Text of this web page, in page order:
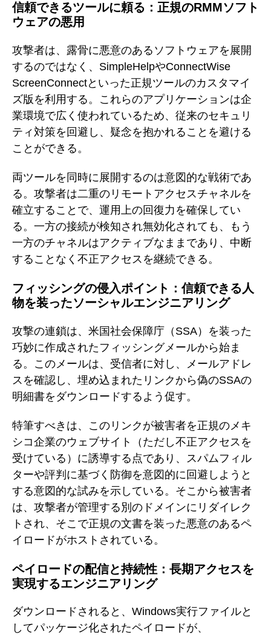
信頼できるツールに頼る：正規のRMMソフト
ウェアの悪用
攻撃者は、露骨に悪意のあるソフトウェアを展開
するのではなく、SimpleHelpやConnectWise
ScreenConnectといった正規ツールのカスタマイ
ズ版を利用する。これらのアプリケーションは企
業環境で広く使われているため、従来のセキュリ
ティ対策を回避し、疑念を抱かれることを避ける
ことができる。
両ツールを同時に展開するのは意図的な戦術であ
る。攻撃者は二重のリモートアクセスチャネルを
確立することで、運用上の回復力を確保してい
る。一方の接続が検知され無効化されても、もう
一方のチャネルはアクティブなままであり、中断
することなく不正アクセスを継続できる。
フィッシングの侵入ポイント：信頼できる人
物を装ったソーシャルエンジニアリング
攻撃の連鎖は、米国社会保障庁（SSA）を装った
巧妙に作成されたフィッシングメールから始ま
る。このメールは、受信者に対し、メールアドレ
スを確認し、埋め込まれたリンクから偽のSSAの
明細書をダウンロードするよう促す。
特筆すべきは、このリンクが被害者を正規のメキ
シコ企業のウェブサイト（ただし不正アクセスを
受けている）に誘導する点であり、スパムフィル
ターや評判に基づく防御を意図的に回避しようと
する意図的な試みを示している。そこから被害者
は、攻撃者が管理する別のドメインにリダイレク
トされ、そこで正規の文書を装った悪意のあるペ
イロードがホストされている。
ペイロードの配信と持続性：長期アクセスを
実現するエンジニアリング
ダウンロードされると、Windows実行ファイルと
してパッケージ化されたペイロードが、